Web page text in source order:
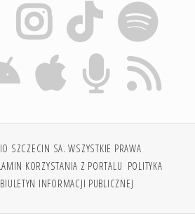
SZCZECIN SA. WSZYSTKIE PRAWA
KORZYSTANIA Z PORTALU POLITYKA
BIULETYN INFORMACJI PUBLICZNEJ